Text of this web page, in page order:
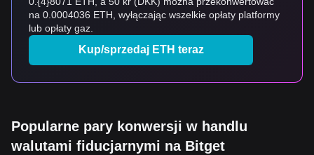
na 0.0004036 ETH, wyłączając wszelkie opłaty platformy
lub opłaty gaz.
Kup/sprzedaj ETH teraz
Popularne pary konwersji w handlu
walutami fiducjarnymi na Bitget